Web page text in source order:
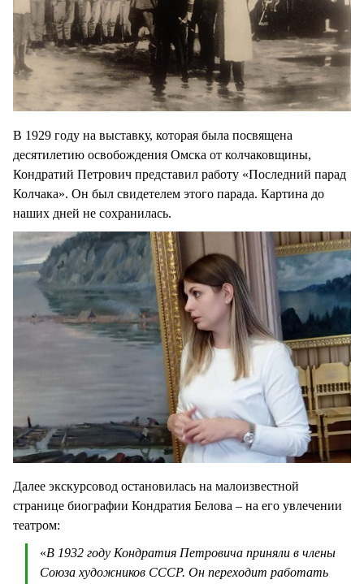
В 1929 году на выставку, которая была посвящена
десятилетию освобождения Омска от колчаковщины,
Кондратий Петрович представил работу «Последний парад
Колчака». Он был свидетелем этого парада. Картина до
наших дней не сохранилась.
Далее экскурсовод остановилась на малоизвестной
странице биографии Кондратия Белова – на его увлечении
театром:
«В 1932 году Кондратия Петровича приняли в члены
Союза художников СССР. Он переходит работать